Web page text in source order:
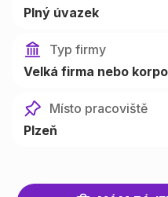
Plný úvazek
Typ firmy
Velká firma nebo
Místo pracoviště
Plzeň